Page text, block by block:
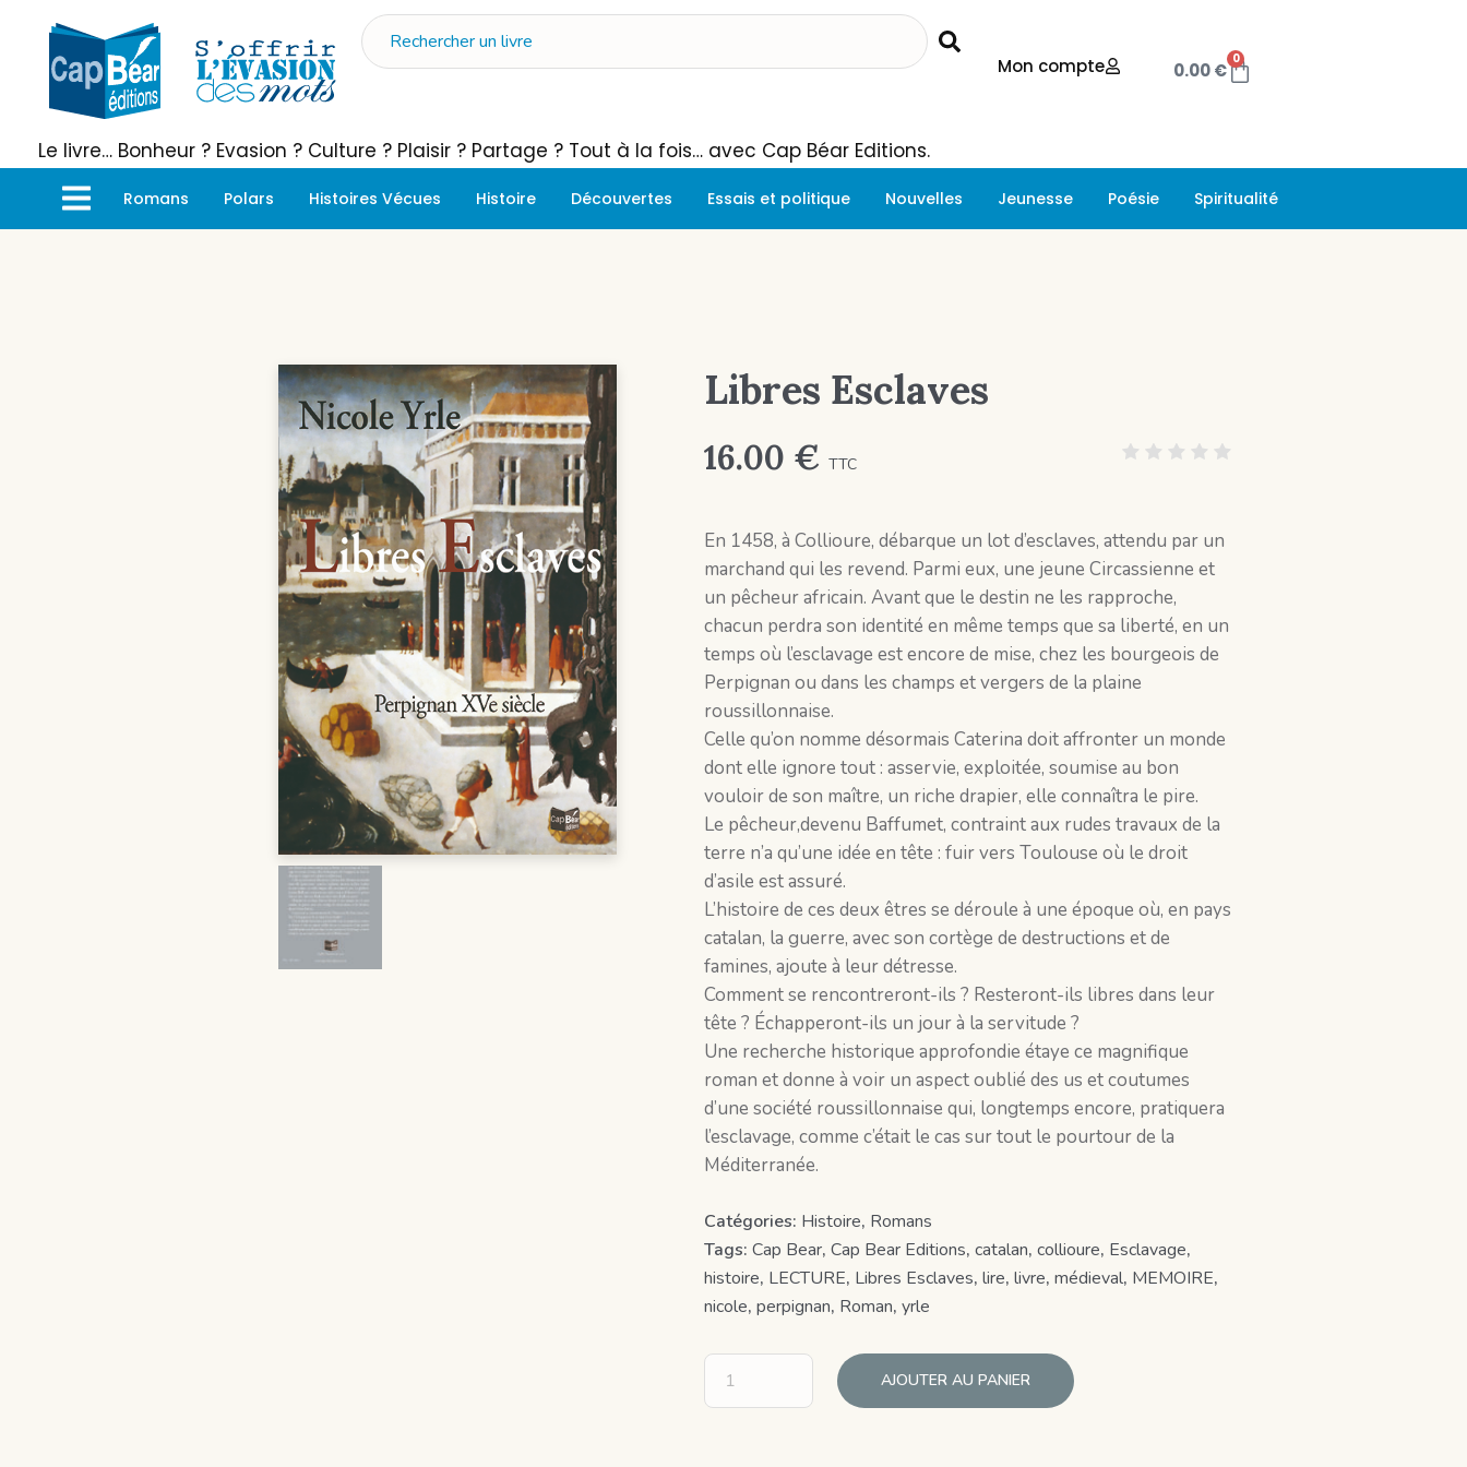
Mon compte 0.00€
0
Le livre… Bonheur ? Evasion ? Culture ? Plaisir ? Partage ? Tout à la fois… avec Cap Béar Editions.
Romans Polars Histoires Vécues Histoire Découvertes Essais et politique Nouvelles Jeunesse Poésie Spiritualité
Libres Esclaves
16.00 € TTC
En 1458, à Collioure, débarque un lot d’esclaves, attendu par un
marchand qui les revend. Parmi eux, une jeune Circassienne et
un pêcheur africain. Avant que le destin ne les rapproche,
chacun perdra son identité en même temps que sa liberté, en un
temps où l’esclavage est encore de mise, chez les bourgeois de
Perpignan ou dans les champs et vergers de la plaine
roussillonnaise.
Celle qu’on nomme désormais Caterina doit affronter un monde
dont elle ignore tout : asservie, exploitée, soumise au bon
vouloir de son maître, un riche drapier, elle connaîtra le pire.
Le pêcheur,devenu Baffumet, contraint aux rudes travaux de la
terre n’a qu’une idée en tête : fuir vers Toulouse où le droit
d’asile est assuré.
L’histoire de ces deux êtres se déroule à une époque où, en pays
catalan, la guerre, avec son cortège de destructions et de
famines, ajoute à leur détresse.
Comment se rencontreront-ils ? Resteront-ils libres dans leur
tête ? Échapperont-ils un jour à la servitude ?
Une recherche historique approfondie étaye ce magnifique
roman et donne à voir un aspect oublié des us et coutumes
d’une société roussillonnaise qui, longtemps encore, pratiquera
l’esclavage, comme c’était le cas sur tout le pourtour de la
Méditerranée.
Catégories: Histoire, Romans
Tags:Cap Bear,Cap Bear Editions,catalan,collioure, Esclavage,
histoire, LECTURE, Libres Esclaves,lire,livre,médieval, MEMOIRE,
nicole,perpignan, Roman,yrle
AJOUTER AU PANIER